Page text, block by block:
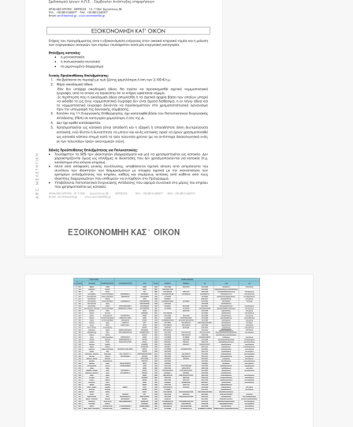
ΕΞΟΙΚΟΝΟΜΗΗ ΚΑΣ` ΟΙΚΟΝ